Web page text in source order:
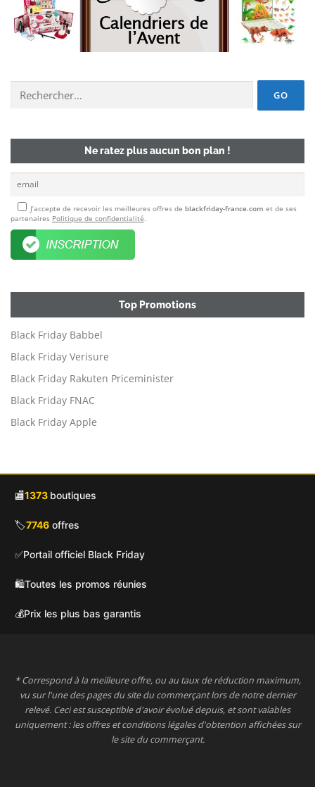
Ne ratez plus aucun bon plan !
J’accepte de recevoir les meilleures offres de blackfriday-france.com et de ses
partenaires Politique de confidentialité.
Top Promotions
Black Friday Babbel
Black Friday Verisure
Black Friday Rakuten Priceminister
Black Friday FNAC
Black Friday Apple
🏬1373 boutiques
🏷️7746 offres
✅Portail officiel Black Friday
🛍️Toutes les promos réunies
💰Prix les plus bas garantis
* Correspond à la meilleure offre, ou au taux de réduction maximum,
vu sur l'une des pages du site du commerçant lors de notre dernier
relevé. Ceci est susceptible d'avoir évolué depuis, et sont valables
uniquement : les offres et conditions légales d'obtention affichées sur
le site du commerçant.